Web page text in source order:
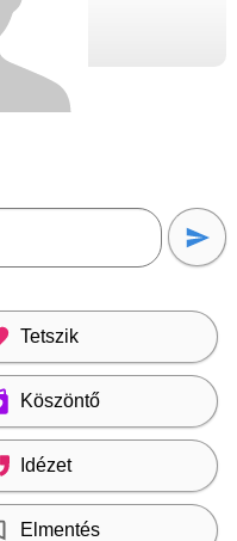
Tetszik
Köszöntő
Idézet
Elmentés